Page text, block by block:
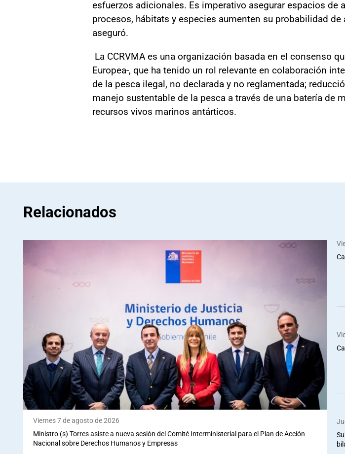
esfuerzos adicionales. Es imperativo asegurar espacios de
procesos, hábitats y especies aumenten su probabilidad
aseguró.
La CCRVMA es una organización basada en el consenso
Europea-, que ha tenido un rol relevante en colaboración
de la pesca ilegal, no declarada y no reglamentada;
manejo sustentable de la pesca a través de una batería de
recursos vivos marinos antárticos.
Relacionados
Viernes 7 de agosto de 2026
Ministro (s) Torres asiste a nueva sesión del Comité Interministerial para el Plan de Acción
Nacional sobre Derechos Humanos y Empresas